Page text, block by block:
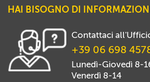
HAI BISOGNO DI
Contattaci
+39 06 698
Lunedì-Giovedì 8-
Venerdì 8-14